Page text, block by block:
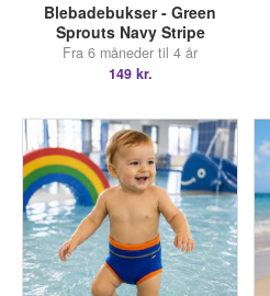
Blebadebukser - Green
Sprouts Navy Stripe
Fra 6 måneder til 4 år
149 kr.